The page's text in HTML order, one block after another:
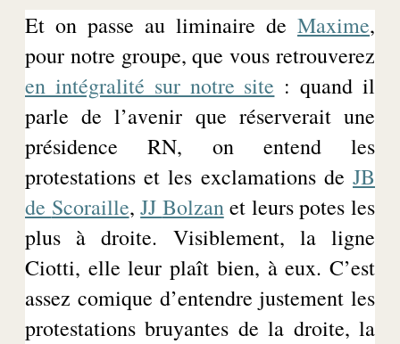
Et on passe au liminaire de Maxime,
pour notre groupe, que vous retrouverez
en intégralité sur notre site : quand il
parle de l’avenir que réserverait une
présidence RN, on entend les
protestations et les exclamations de JB
de Scoraille,JJ Bolzanet leurs potes les
plus à droite. Visiblement, la ligne
Ciotti, elle leur plaît bien, à eux. C’est
assez comique d’entendre justement les
protestations bruyantes de la droite, la